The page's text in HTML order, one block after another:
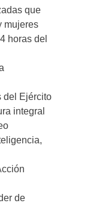
que
mujeres
horas del
del Ejército
integral
de